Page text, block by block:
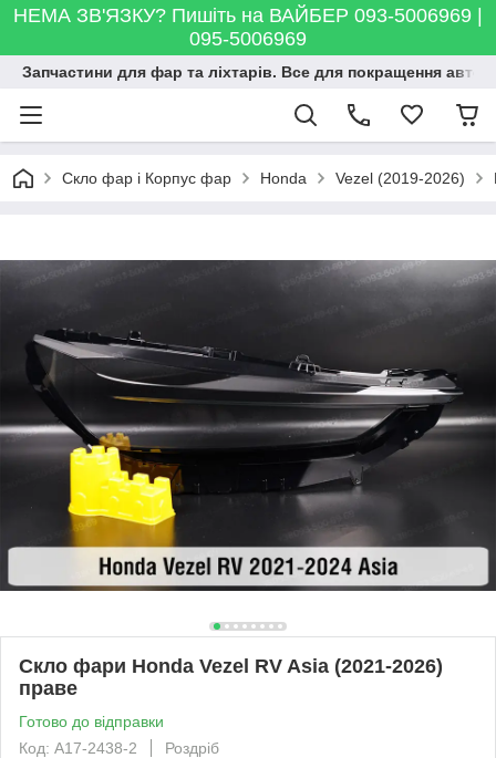
НЕМА ЗВ'ЯЗКУ? Пишіть на ВАЙБЕР 093-5006969 |
095-5006969
Запчастини для фар та ліхтарів. Все для покращення
Скло фар і Корпус фар Honda Vezel (2019-2026)
Скло фари Honda Vezel RV Asia (2021-2026)
праве
Готово до відправки
Код: A17-2438-2
Роздріб